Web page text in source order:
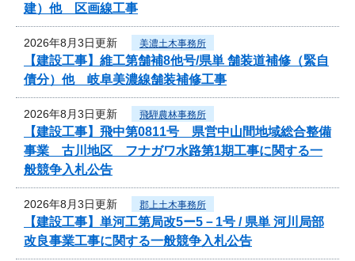
建）他 区画線工事
2026年8月3日更新 美濃土木事務所
【建設工事】維工第舗補8他号/県単 舗装道補修（緊自
債分）他 岐阜美濃線舗装補修工事
2026年8月3日更新 飛騨農林事務所
【建設工事】飛中第0811号 県営中山間地域総合整備
事業 古川地区 フナガワ水路第1期工事に関する一
般競争入札公告
2026年8月3日更新 郡上土木事務所
【建設工事】単河工第局改5ー5－1号 / 県単 河川局部
改良事業工事に関する一般競争入札公告